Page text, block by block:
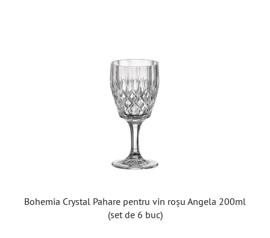
Bohemia Crystal Pahare pentru vin roșu Angela 200ml
(set de 6 buc)